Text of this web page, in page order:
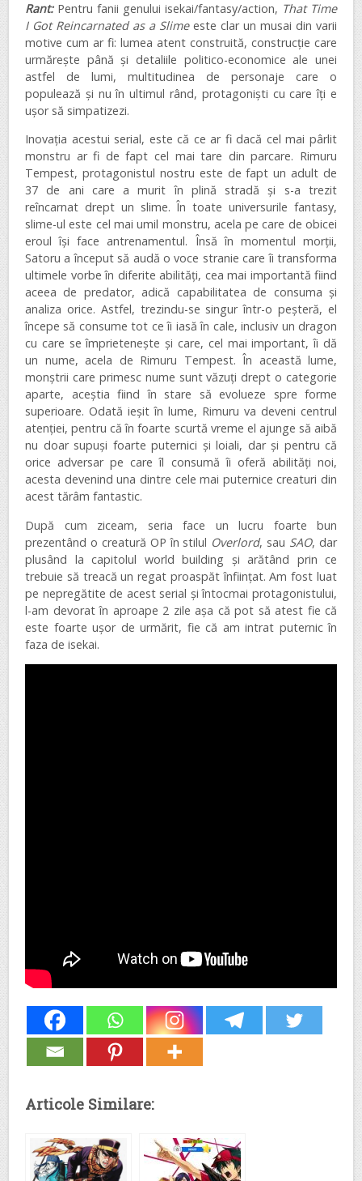
Rant: Pentru fanii genului isekai/fantasy/action, That Time
I Got Reincarnated as a Slimeeste clar un musai din varii
motive cum ar fi: lumea atent construită, construcție care
urmărește până și detaliile politico-economice ale unei
astfel de lumi, multitudinea de personaje care o
populează și nu în ultimul rând, protagoniști cu care îți e
ușor să simpatizezi.
Inovația acestui serial, este că ce ar fi dacă cel mai pârlit
monstru ar fi de fapt cel mai tare din parcare. Rimuru
Tempest, protagonistul nostru este de fapt un adult de
37 de ani care a murit în plină stradă și s-a trezit
reîncarnat drept un slime. În toate universurile fantasy,
slime-ul este cel mai umil monstru, acela pe care de obicei
eroul își face antrenamentul. Însă în momentul morții,
Satoru a început să audă o voce stranie care îi transforma
ultimele vorbe în diferite abilități, cea mai importantă fiind
aceea de predator, adică capabilitatea de consuma și
analiza orice. Astfel, trezindu-se singur într-o peșteră, el
începe să consume tot ce îi iasă în cale, inclusiv un dragon
cu care se împrietenește și care, cel mai important, îi dă
un nume, acela de Rimuru Tempest. În această lume,
monștrii care primesc nume sunt văzuți drept o categorie
aparte, aceștia fiind în stare să evolueze spre forme
superioare. Odată ieșit în lume, Rimuru va deveni centrul
atenției, pentru că în foarte scurtă vreme el ajunge să aibă
nu doar supuși foarte puternici și loiali, dar și pentru că
orice adversar pe care îl consumă îi oferă abilități noi,
acesta devenind una dintre cele mai puternice creaturi din
acest tărâm fantastic.
După cum ziceam, seria face un lucru foarte bun
prezentând o creatură OP în stilul Overlord, sau SAO, dar
plusând la capitolul world building și arătând prin ce
trebuie să treacă un regat proaspăt înființat. Am fost luat
pe nepregătite de acest serial și întocmai protagonistului,
l-am devorat în aproape 2 zile așa că pot să atest fie că
este foarte ușor de urmărit, fie că am intrat puternic în
faza de isekai.
Articole Similare: